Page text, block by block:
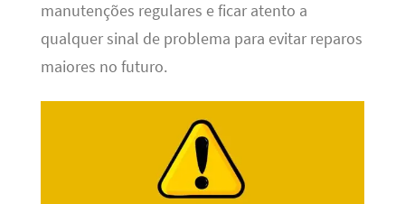
manutenções regulares e ficar atento a
qualquer sinal de problema para evitar reparos
maiores no futuro.